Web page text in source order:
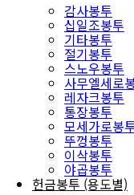
감사봉투
십일조봉투
기타봉투
절기봉투
스노우봉투
사무엘세로
레자크봉투
통장봉투
모세가로봉
뚜껑봉투
이삭봉투
야곱봉투
헌금봉투 (용도별)